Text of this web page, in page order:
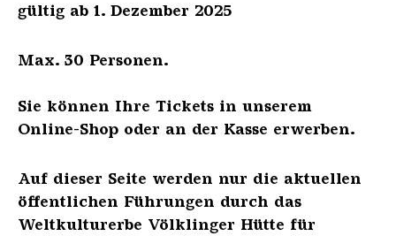
gültig ab 1. Dezember 2025
Max. 30 Personen.
Sie können Ihre Tickets in unserem
Online-Shop oder an der Kasse erwerben.
Auf dieser Seite werden nur die aktuellen
öffentlichen Führungen durch das
Weltkulturerbe Völklinger Hütte für